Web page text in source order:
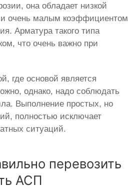
она обладает низкой
и очень малым коэффициентом
Арматура такого типа
что очень важно при
где основой является
однако, надо соблюдать
Выполнение простых, но
полностью исключает
ситуаций.
перевозить
АСП